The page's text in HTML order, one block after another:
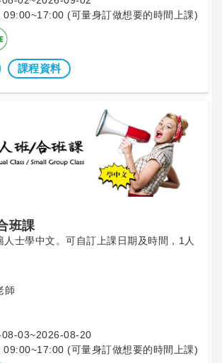
09:00~17:00 (可量身訂做想要的時間上課)
課程資料
班課
士學中文。可自訂上課日期及時間，1人
師
03~2026-08-20
09:00~17:00 (可量身訂做想要的時間上課)